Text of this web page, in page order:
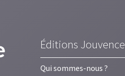
Éditions Jouvence
Qui sommes-nous ?